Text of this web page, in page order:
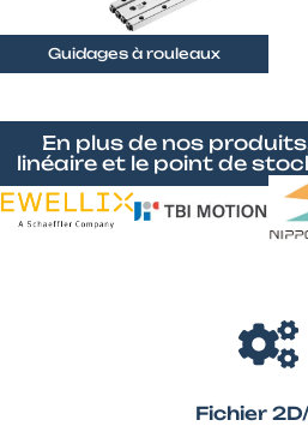
Guidages à rouleaux
En plus de nos
linéaire et le point de
Fichier